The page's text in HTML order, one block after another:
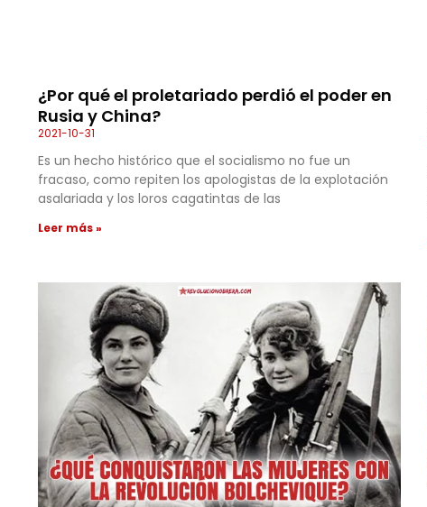
¿Por qué el proletariado perdió el poder en
Rusia y China?
2021-10-31
Es un hecho histórico que el socialismo no fue un
fracaso, como repiten los apologistas de la explotación
asalariada y los loros cagatintas de las
Leer más »